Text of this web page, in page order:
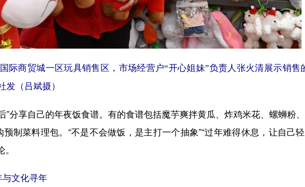
际商贸城一区玩具销售区，市场经营户“开心姐妹”负责人张火清展示销售
发（吕斌摄）
享自己的年夜饭食谱。有的食谱包括魔芋爽拌黄瓜、炸鸡米花、螺蛳粉
制菜料理包。“不是不会做饭，是主打一个抽象”“过年难得休息，让自己
与文化寻年